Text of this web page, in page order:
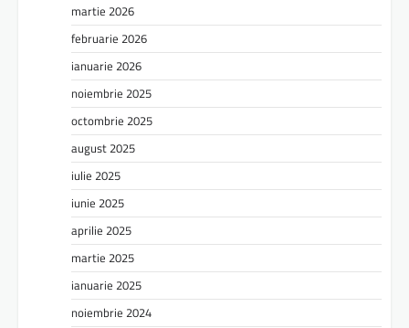
martie 2026
februarie 2026
ianuarie 2026
noiembrie 2025
octombrie 2025
august 2025
iulie 2025
iunie 2025
aprilie 2025
martie 2025
ianuarie 2025
noiembrie 2024